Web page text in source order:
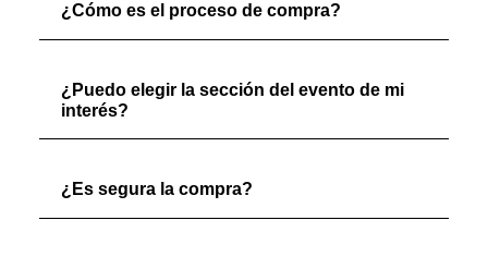
¿Cómo es el proceso de compra?
¿Puedo elegir la sección del evento de mi
interés?
¿Es segura la compra?